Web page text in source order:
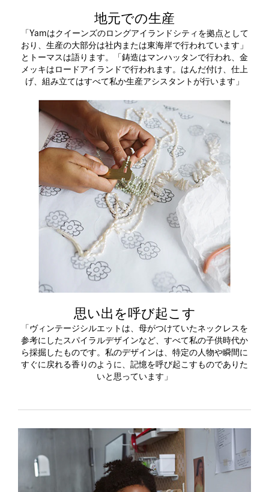
地元での生産
「Yamはクイーンズのロングアイランドシティを拠点として
おり、生産の大部分は社内または東海岸で行われています」
とトーマスは語ります。「鋳造はマンハッタンで行われ、金
メッキはロードアイランドで行われます。はんだ付け、仕上
げ、組み立てはすべて私か生産アシスタントが行います」
思い出を呼び起こす
「ヴィンテージシルエットは、母がつけていたネックレスを
参考にしたスパイラルデザインなど、すべて私の子供時代か
ら採掘したものです。私のデザインは、特定の人物や瞬間に
すぐに戻れる香りのように、記憶を呼び起こすものでありた
いと思っています」